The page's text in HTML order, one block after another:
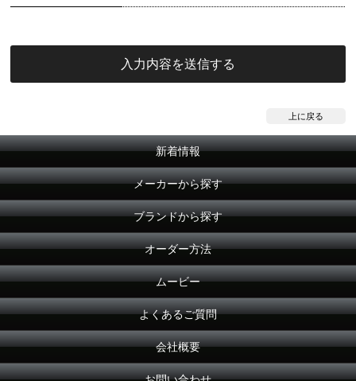
上に戻る
新着情報
メーカーから探す
ブランドから探す
オーダー方法
ムービー
よくあるご質問
会社概要